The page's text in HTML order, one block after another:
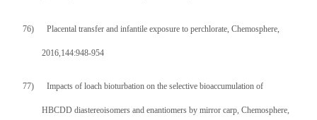
76) Placental transfer and infantile exposure to perchlorate, Chemosphere,
2016,144:948-954
77) Impacts of loach bioturbation on the selective bioaccumulation of
HBCDD diastereoisomers and enantiomers by mirror carp, Chemosphere,